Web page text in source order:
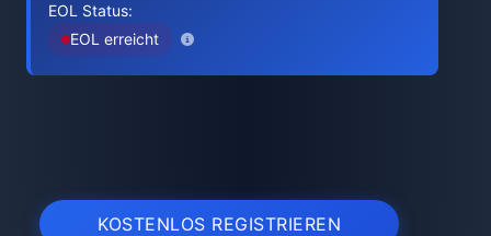
EOL Status:
EOL erreicht
KOSTENLOS REGISTRIEREN